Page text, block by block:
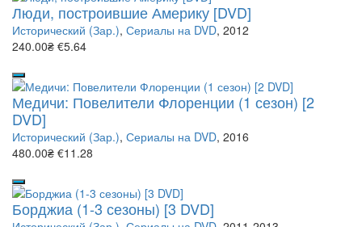
Люди, построившие Америку [DVD]
Исторический (Зар.), Сериалы на DVD, 2012
240.00₴ €5.64
Медичи: Повелители Флоренции (1 сезон) [2
DVD]
Исторический (Зар.), Сериалы на DVD, 2016
480.00₴ €11.28
Борджиа (1-3 сезоны) [3 DVD]